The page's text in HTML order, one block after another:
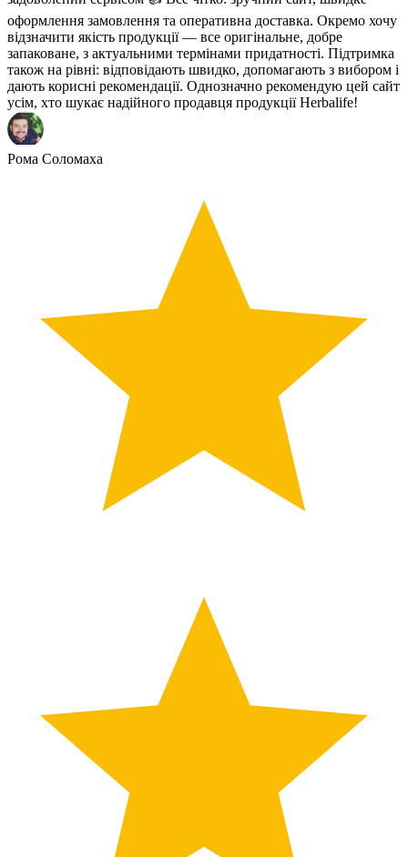
оформлення замовлення та оперативна доставка. Окремо хочу
відзначити якість продукції — все оригінальне, добре
запаковане, з актуальними термінами придатності. Підтримка
також на рівні: відповідають швидко, допомагають з вибором і
дають корисні рекомендації. Однозначно рекомендую цей сайт
усім, хто шукає надійного продавця продукції Herbalife!
Рома Соломаха